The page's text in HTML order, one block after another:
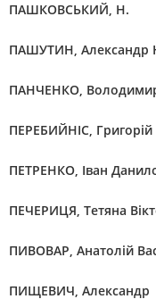
ПАШКОВСЬКИЙ, Н.
ПАШУТИН, Александр
ПАНЧЕНКО,
ПЕРЕБИЙНІС,
ПЕТРЕНКО, Іван
ПЕЧЕРИЦЯ, Тетяна
ПИВОВАР, Анатолій
ПИЩЕВИЧ, Александр